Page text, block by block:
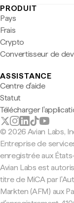
PRODUIT
Pays
Frais
Crypto
Convertisseur de
ASSISTANCE
Centre d'aide
Statut
Télécharger
© 2026 Avian Labs,
Entreprise de
enregistrée aux
Avian Labs est
titre de MiCA par
Markten (AFM) aux